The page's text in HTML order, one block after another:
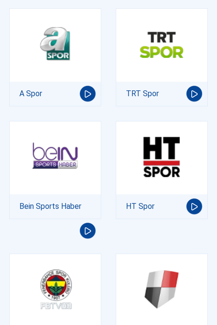
A Spor TRT Spor
Bein Sports Haber HT Spor